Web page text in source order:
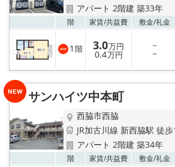
地図から探す
スタッフ紹介
店舗情報·アクセス
会社概要
メールでお問い合わせ
アパート 2階建 築33年
階 家賃/共益費 敷金/礼金
1 階 3.0万円
0.4万円
－
－
サンハイツ中本町
西脇市西脇
JR加古川線 新西脇駅 徒
アパート 2階建 築34年
階 家賃/共益費 敷金/礼金